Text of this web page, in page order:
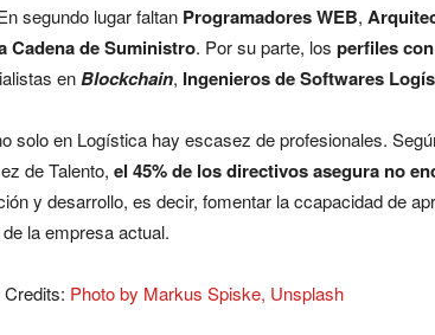
segundo lugar faltan Programadores WEB,
Cadena de Suministro. Por su parte, los perfiles
enBlockchain, Ingenieros de Softwares
solo en Logística hay escasez de profesionales.
de Talento, el 45% de los directivos asegura no
y desarrollo, es decir, fomentar la ccapacidad de
la empresa actual.
Photo by Markus Spiske, Unsplash